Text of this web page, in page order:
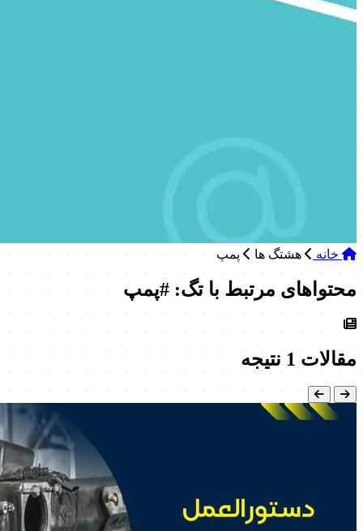
خانه هشتگ ها پمپ
محتواهای مرتبط با تگ: #پمپ
مقالات 1 نتیجه